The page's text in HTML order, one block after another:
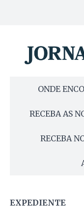
ONDE
RECEBA AS
RECEBA
EXPEDIENTE